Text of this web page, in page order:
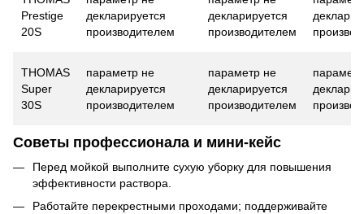
Prestige
20S
декларируется
производителем
декларируется
производителем
THOMAS
Super
30S
параметр не
декларируется
производителем
параметр не
декларируется
производителем
Советы профессионала и мини-кейс
Перед мойкой выполните сухую уборку для повышения
эффективности раствора.
Работайте перекрестными проходами; поддерживайте